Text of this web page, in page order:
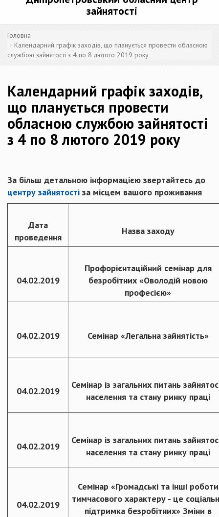
зайнятості
Головна
Календарний графік заходів, що планується провести обласною
службою зайнятості з 4 по 8 лютого 2019 року
Календарний графік заходів,
що планується провести
обласною службою зайнятості
з 4 по 8 лютого 2019 року
За більш детальною інформацією звертайтесь до
центру зайнятості за місцем вашого проживання
Дата
проведення
Назва заходу
04.02.2019
Профорієнтаційний семінар для
безробітних «Оволодій новою
професією»
04.02.2019 Семінар «Легальна зайнятість»
04.02.2019
Семінар із загальних питань
населення та стану ринку праці
04.02.2019
Семінар із загальних питань
населення та стану ринку праці
04.02.2019
Семінар «Громадські та інші роботи
тимчасового характеру - це
підтримка безробітних» Зміни в